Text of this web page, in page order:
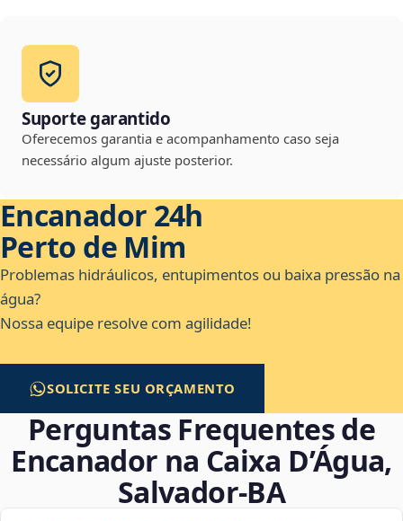
Suporte garantido
Oferecemos garantia e acompanhamento caso seja
necessário algum ajuste posterior.
Encanador 24h
Perto de Mim
Problemas hidráulicos, entupimentos ou baixa pressão na
água?
Nossa equipe resolve com agilidade!
SOLICITE SEU ORÇAMENTO
Perguntas Frequentes de
Encanador na Caixa D’Água,
Salvador‑BA